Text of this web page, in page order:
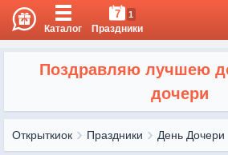
Каталог
7 1
Праздники
Поздравляю лучшею
дочери
Открыткиок Праздники День Дочери